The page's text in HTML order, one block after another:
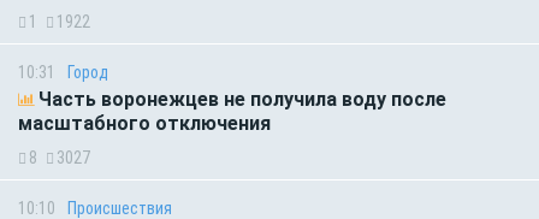
1 1922
10:31 Город
Часть воронежцев не получила воду после
масштабного отключения
8 3027
10:10 Происшествия